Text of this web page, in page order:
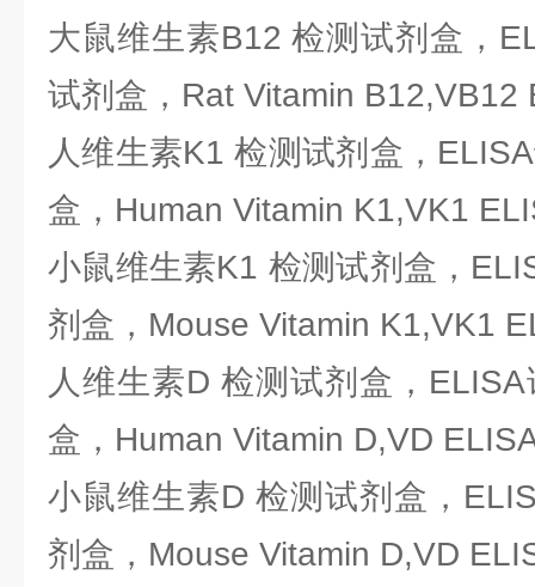
大鼠维生素B12 检测试剂盒，
试剂盒，Rat Vitamin B12,VB12
人维生素K1 检测试剂盒，
盒，Human Vitamin K1,VK1
小鼠维生素K1 检测试剂盒，
剂盒，Mouse Vitamin K1,VK1
人维生素D 检测试剂盒，
盒，Human Vitamin D,VD
小鼠维生素D 检测试剂盒，
剂盒，Mouse Vitamin D,VD